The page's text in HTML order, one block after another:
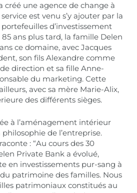
créé une agence de change à
est venu s’y ajouter par la
d’investissement
ans plus tard, la famille Delen
ce domaine, avec Jacques
son fils Alexandre comme
direction et sa fille Anne-
du marketing. Cette
avec sa mère Marie-Alix,
des différents sièges.
à l’aménagement intérieur
philosophie de l’entreprise.
: “Au cours des 30
Private Bank a évolué,
en investissements pur-sang à
patrimoine des familles. Nous
patrimoniaux constitués au